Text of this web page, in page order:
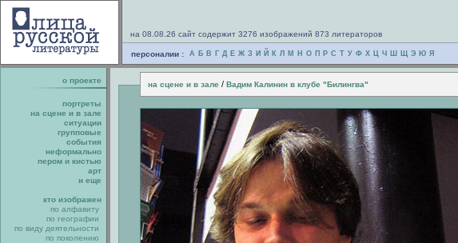
на 08.08.26 сайт содержит 3276 изображений 873 литераторов
персоналии : А Б В Г Д Е Ж З И Й К Л М Н О П Р С Т У Ф Х Ц Ч Ш Щ Э Ю Я
о проекте на сцене и в зале / Вадим Калинин в клубе "Билингва"
портреты
на сцене и в зале
ситуации
групповые
события
неформально
пером и кистью
арт
и еще
кто изображен
по алфавиту
по географии
по виду деятельности
по поколению